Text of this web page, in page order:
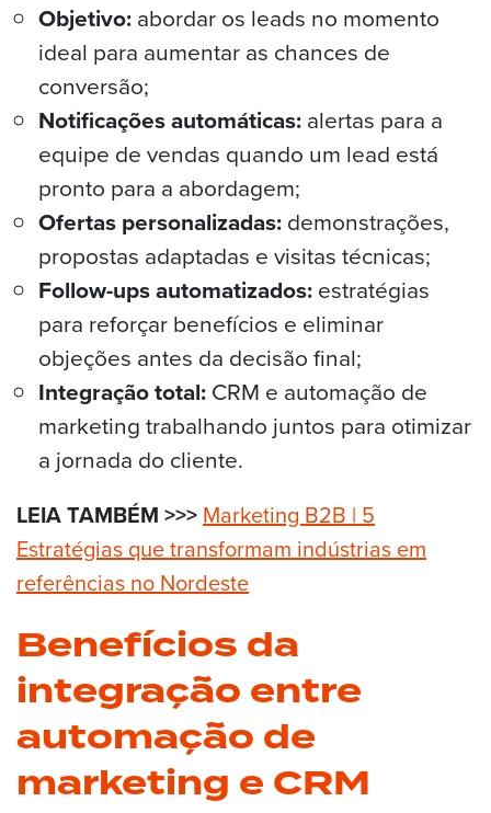
Objetivo:abordar os leads no momento
ideal para aumentar as chances de
conversão;
Notificações automáticas:alertas para a
equipe de vendas quando um lead está
pronto para a abordagem;
Ofertas personalizadas:demonstrações,
propostas adaptadas e visitas técnicas;
Follow-ups automatizados:estratégias
para reforçar benefícios e eliminar
objeções antes da decisão final;
Integração total:CRM e automação de
marketing trabalhando juntos para otimizar
a jornada do cliente.
LEIA TAMBÉM >>>Marketing B2B | 5
Estratégias que transformam indústrias em
referências no Nordeste
Benefícios da
integração entre
automação de
marketing e CRM